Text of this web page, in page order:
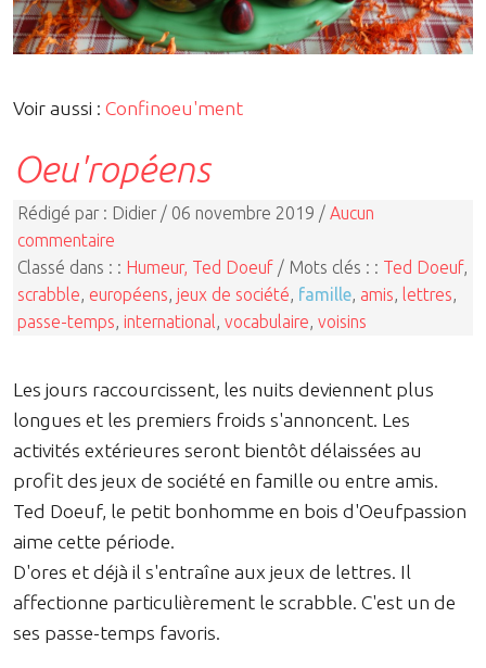
Voir aussi : Confinoeu'ment
Oeu'ropéens
Rédigé par : Didier / 06 novembre 2019 / Aucun
commentaire
Classé dans : : Humeur, Ted Doeuf / Mots clés : : Ted Doeuf,
scrabble, européens, jeux de société, famille, amis, lettres,
passe-temps, international, vocabulaire, voisins
Les jours raccourcissent, les nuits deviennent plus
longues et les premiers froids s'annoncent. Les
activités extérieures seront bientôt délaissées au
profit des jeux de société en famille ou entre amis.
Ted Doeuf, le petit bonhomme en bois d'Oeufpassion
aime cette période.
D'ores et déjà il s'entraîne aux jeux de lettres. Il
affectionne particulièrement le scrabble. C'est un de
ses passe-temps favoris.